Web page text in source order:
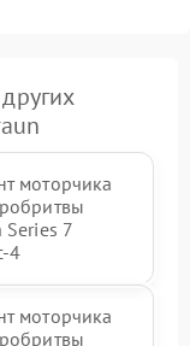
моторчика
Series 7
моторчика